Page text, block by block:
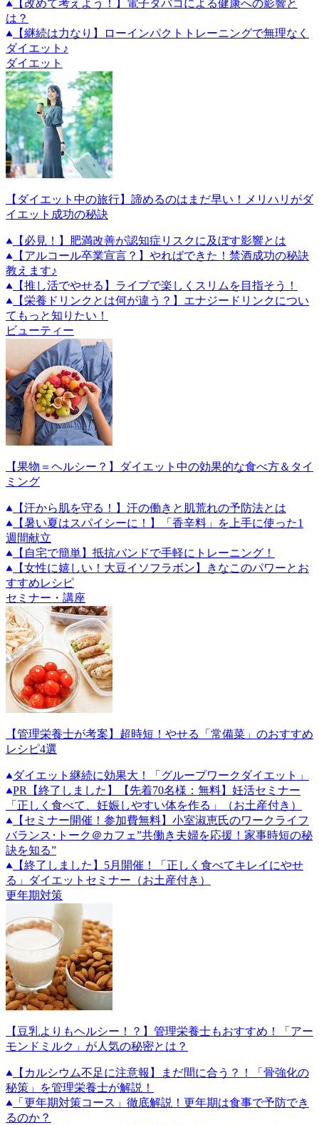
【改めて考えよう！】電子タバコによる健康への影響と
は？
【継続は力なり】ローインパクトトレーニングで無理なく
ダイエット♪
ダイエット
【ダイエット中の旅行】諦めるのはまだ早い！メリハリがダ
イエット成功の秘訣
【必見！】肥満改善が認知症リスクに及ぼす影響とは
【アルコール卒業宣言？】やればできた！禁酒成功の秘訣
教えます♪
【推し活でやせる】ライブで楽しくスリムを目指そう！
【栄養ドリンクとは何が違う？】エナジードリンクについ
てもっと知りたい！
ビューティー
【果物＝ヘルシー？】ダイエット中の効果的な食べ方＆タイ
ミング
【汗から肌を守る！】汗の働きと肌荒れの予防法とは
【暑い夏はスパイシーに！】「香辛料」を上手に使った1
週間献立
【自宅で簡単】抵抗バンドで手軽にトレーニング！
【女性に嬉しい！大豆イソフラボン】きなこのパワーとお
すすめレシピ
セミナー・講座
【管理栄養士が考案】超時短！やせる「常備菜」のおすすめ
レシピ4選
ダイエット継続に効果大！「グループワークダイエット」
PR 【終了しました】【先着70名様：無料】妊活セミナー
「正しく食べて、妊娠しやすい体を作る」（お土産付き）
【セミナー開催！参加費無料】小室淑恵氏のワークライフ
バランス･トーク＠カフェ”共働き夫婦を応援！家事時短の秘
訣を知る”
【終了しました】5月開催！「正しく食べてキレイにやせ
る」ダイエットセミナー（お土産付き）
更年期対策
【豆乳よりもヘルシー！？】管理栄養士もおすすめ！「アー
モンドミルク」が人気の秘密とは？
【カルシウム不足に注意報】まだ間に合う？！「骨強化の
秘策」を管理栄養士が解説！
「更年期対策コース」徹底解説！更年期は食事で予防でき
るのか？